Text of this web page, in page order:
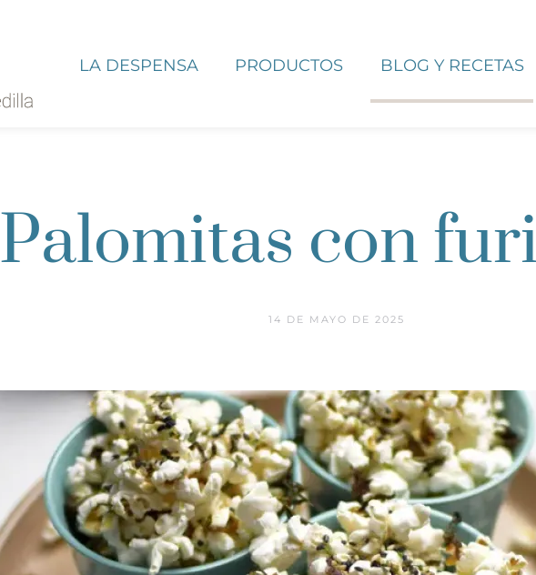
LA DESPENSA
PRODUCTOS BLOG Y RECETAS
Palomitas con
14 DE MAYO DE 2025